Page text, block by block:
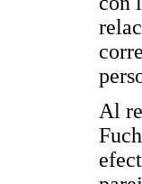
Al